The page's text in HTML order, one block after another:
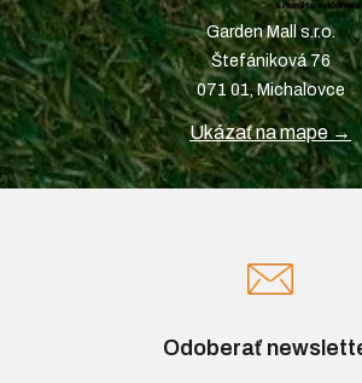
Garden Mall s.r.o.
Štefániková 76
071 01, Michalovce
Ukázať na mape →
Odoberať